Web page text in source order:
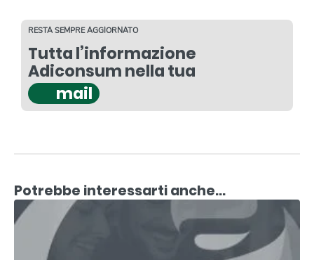
RESTA SEMPRE AGGIORNATO
Tutta l’informazione
Adiconsum nella tua
mail
Potrebbe interessarti anche...